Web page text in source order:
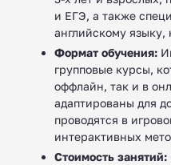
и ЕГЭ, а также
английскому языку,
Формат обучения:
групповые курсы,
оффлайн, так и в
адаптированы для
проводятся в
интерактивных
Стоимость занятий: